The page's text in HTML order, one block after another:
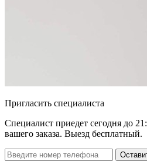
Пригласить специалиста
Специалист приедет сегодня до
вашего заказа. Выезд бесплатный.